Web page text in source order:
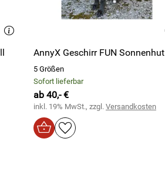
AnnyX Geschirr FUN Sonnenhut
5 Größen
Sofort lieferbar
ab 40,- €
inkl. 19% MwSt., zzgl. Versandkosten